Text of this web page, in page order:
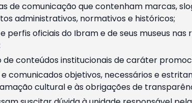
de comunicação que contenham marcas,
administrativos, normativos e históricos;
oficiais do Ibram e de seus museus
conteúdos institucionais de caráter
comunicados objetivos, necessários e
cultural e às obrigações de